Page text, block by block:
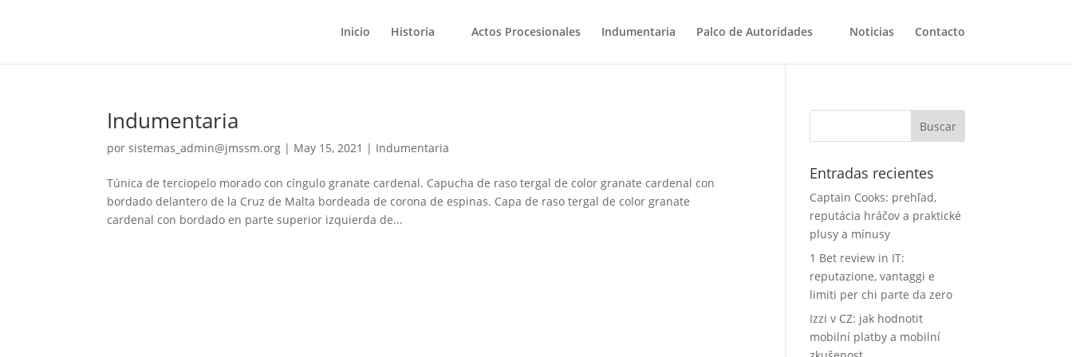
Inicio Historia Actos Procesionales Indumentaria Palco de Autoridades Noticias Contacto
Indumentaria
porsistemas_admin@jmssm.org | May 15, 2021 | Indumentaria
Túnica de terciopelo morado con cíngulo granate cardenal. Capucha de raso tergal de color granate cardenal con
bordado delantero de la Cruz de Malta bordeada de corona de espinas. Capa de raso tergal de color granate
cardenal con bordado en parte superior izquierda de...
Entradas recientes
Captain Cooks: prehľad,
reputácia hráčov a praktické
plusy a mínusy
1 Bet review in IT:
reputazione, vantaggi e
limiti per chi parte da zero
Izzi v CZ: jak hodnotit
mobilní platby a mobilní